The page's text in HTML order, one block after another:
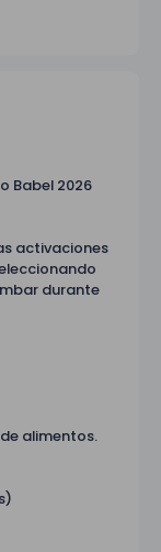
Babel 2026
activaciones
durante
alimentos.